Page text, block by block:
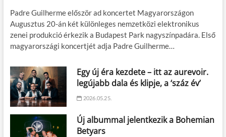
Padre Guilherme először ad koncertet Magyarországon
Augusztus 20-án két különleges nemzetközi elektronikus
zenei produkció érkezik a Budapest Park nagyszínpadára. Első
magyarországi koncertjét adja Padre Guilherme…
Egy új éra kezdete – itt az aurevoir.
legújabb dala és klipje, a ‘száz év’
2026.05.25.
Új albummal jelentkezik a Bohemian
Betyars